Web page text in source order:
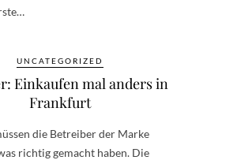
UNCATEGORIZED
Einkaufen mal anders in
Frankfurt
die Betreiber der Marke
richtig gemacht haben. Die